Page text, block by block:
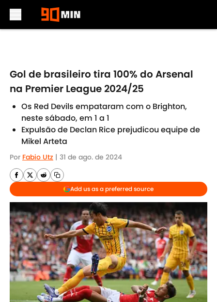
Gol de brasileiro tira 100% do Arsenal
na Premier League 2024/25
Os Red Devils empataram com o Brighton,
neste sábado, em 1 a 1
Expulsão de Declan Rice prejudicou equipe de
Mikel Arteta
Por Fabio Utz | 31 de ago. de 2024
Add us as a preferred source